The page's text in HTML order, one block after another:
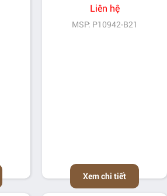
Liên hệ
MSP: P10942-B21
Xem chi tiết